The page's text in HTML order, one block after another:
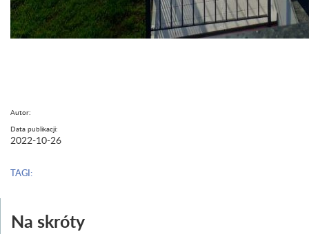
Autor:
Data publikacji:
2022-10-26
TAGI:
Na skróty